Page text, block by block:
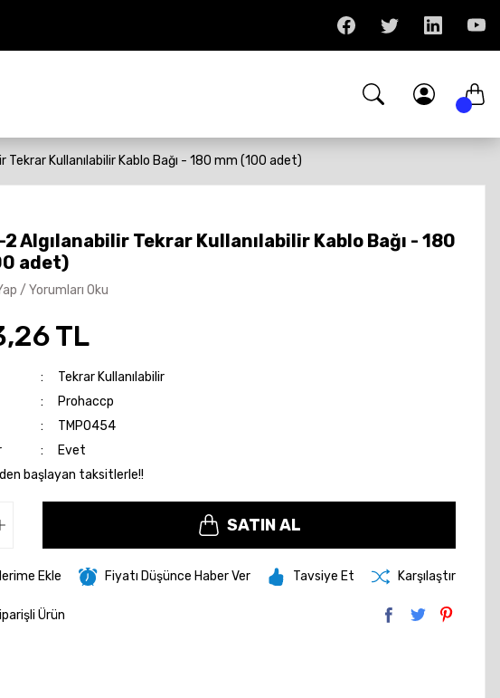
Tekrar Kullanılabilir Kablo Bağı - 180 mm (100 adet)
Algılanabilir Tekrar Kullanılabilir Kablo Bağı - 180
adet)
/ Yorumları Oku
TL
Tekrar Kullanılabilir
Prohaccp
TMP0454
Evet
başlayan taksitlerle!!
SATIN AL
Fiyatı Düşünce Haber Ver Tavsiye Et Karşılaştır
Ürün